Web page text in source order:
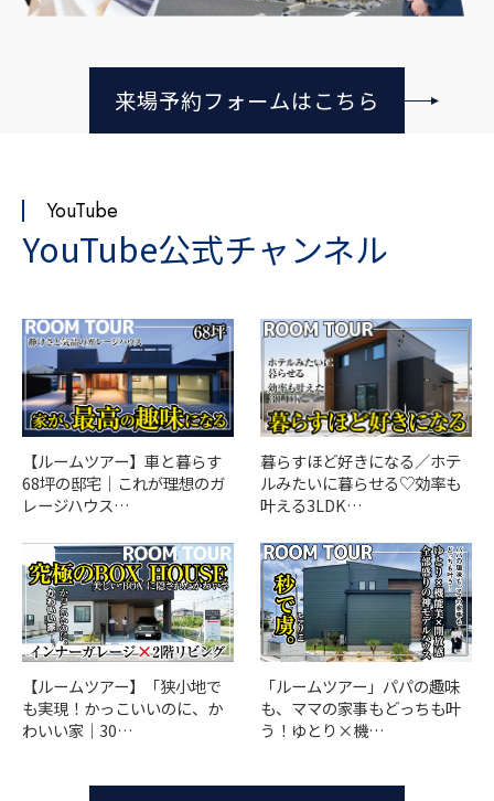
来場予約フォームはこちら
YouTube
YouTube公式チャンネル
【ルームツアー】車と暮らす
68坪の邸宅｜これが理想のガ
レージハウス…
暮らすほど好きになる／ホテ
ルみたいに暮らせる♡効率も
叶える3LDK…
【ルームツアー】「狭小地で
も実現！かっこいいのに、か
わいい家｜30…
「ルームツアー」パパの趣味
も、ママの家事もどっちも叶
う！ゆとり×機…